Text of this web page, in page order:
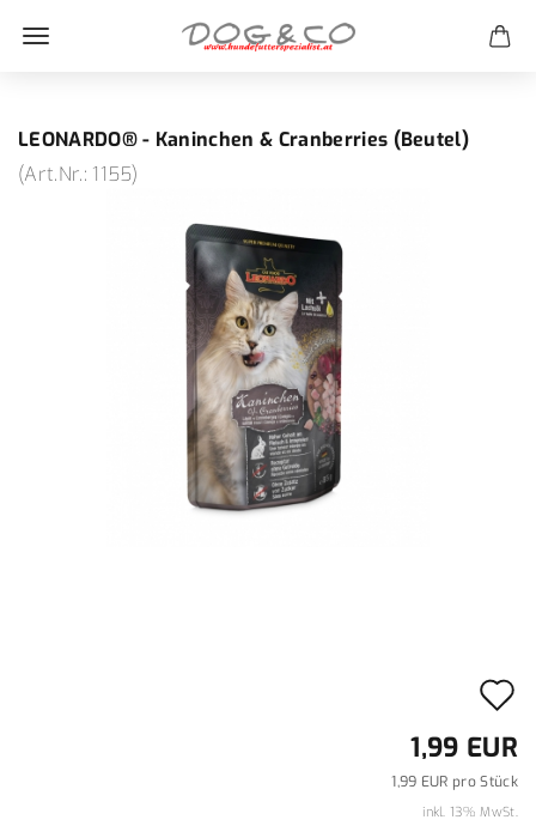
LEONARDO® - Kaninchen & Cranberries (Beutel)
(Art.Nr.: 1155)
1,99 EUR
1,99 EUR pro Stück
inkl. 13% MwSt.